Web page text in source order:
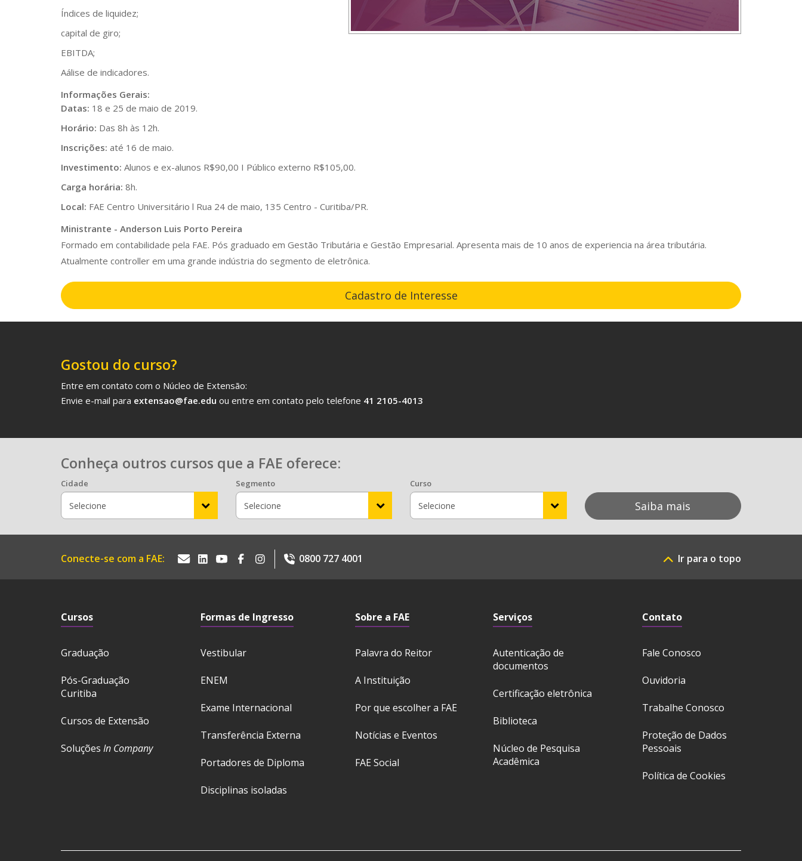
Índices de liquidez;
capital de giro;
EBITDA;
Aálise de indicadores.
Informações Gerais:
Datas: 18 e 25 de maio de 2019.
Horário: Das 8h às 12h.
Inscrições: até 16 de maio.
Investimento: Alunos e ex-alunos R$90,00 I Público externo R$105,00.
Carga horária: 8h.
Local: FAE Centro Universitário l Rua 24 de maio, 135 Centro - Curitiba/PR.
Ministrante - Anderson Luis Porto Pereira
Formado em contabilidade pela FAE. Pós graduado em Gestão Tributária e Gestão Empresarial. Apresenta mais de 10 anos de experiencia na área tributária.
Atualmente controller em uma grande indústria do segmento de eletrônica.
Cadastro de Interesse
Gostou do curso?
Entre em contato com o Núcleo de Extensão:
Envie e-mail para extensao@fae.edu ou entre em contato pelo telefone 41 2105-4013
Conheça outros cursos que a FAE oferece:
Cidade Segmento Curso
Saiba mais
Conecte-se com a FAE: 0800 727 4001 Ir para o topo
Cursos
Graduação
Pós-Graduação
Curitiba
Cursos de Extensão
Soluções In Company
Formas de Ingresso
Vestibular
ENEM
Exame Internacional
Transferência Externa
Portadores de Diploma
Disciplinas isoladas
Sobre a FAE
Palavra do Reitor
A Instituição
Por que escolher a FAE
Notícias e Eventos
FAE Social
Serviços
Autenticação de
documentos
Certificação eletrônica
Biblioteca
Núcleo de Pesquisa
Acadêmica
Contato
Fale Conosco
Ouvidoria
Trabalhe Conosco
Proteção de Dados
Pessoais
Política de Cookies